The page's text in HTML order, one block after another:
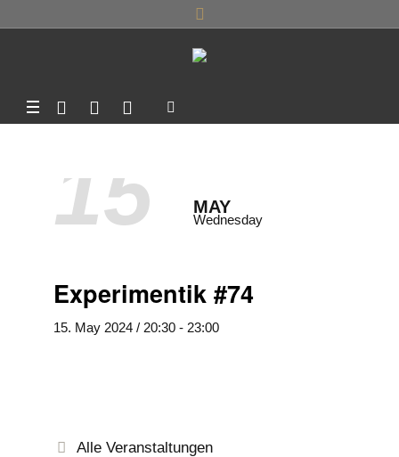
15 MAY
Wednesday
Experimentik #74
15. May 2024 / 20:30 - 23:00
Alle Veranstaltungen